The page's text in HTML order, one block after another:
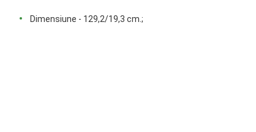
Dimensiune - 129,2/19,3 cm.;